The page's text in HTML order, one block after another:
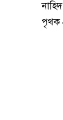
পৃথক